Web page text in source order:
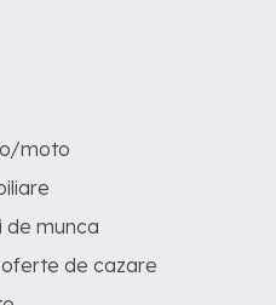
moto
de munca
de cazare